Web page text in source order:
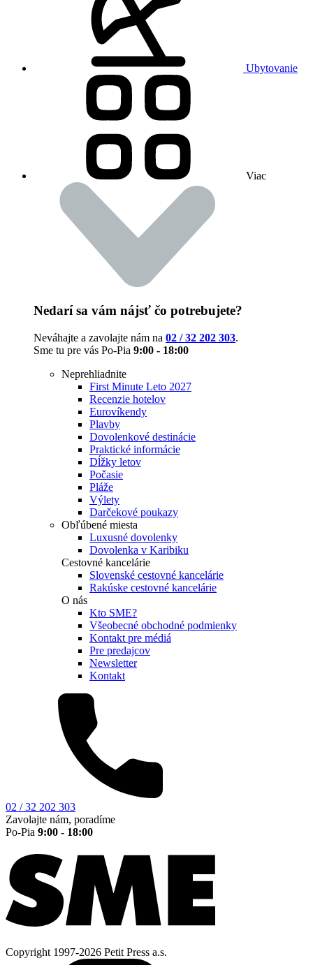
Ubytovanie
Viac
Nedarí sa vám nájsť čo potrebujete?
Neváhajte a zavolajte nám na 02 / 32 202 303.
Sme tu pre vás Po-Pia 9:00 - 18:00
Neprehliadnite
First Minute Leto 2027
Recenzie hotelov
Eurovíkendy
Plavby
Dovolenkové destinácie
Praktické informácie
Dĺžky letov
Počasie
Pláže
Výlety
Darčekové poukazy
Obľúbené miesta
Luxusné dovolenky
Dovolenka v Karibiku
Cestovné kancelárie
Slovenské cestovné kancelárie
Rakúske cestovné kancelárie
O nás
Kto SME?
Všeobecné obchodné podmienky
Kontakt pre médiá
Pre predajcov
Newsletter
Kontakt
02 / 32 202 303
Zavolajte nám, poradíme
Po-Pia 9:00 - 18:00
Copyright 1997-2026 Petit Press a.s.